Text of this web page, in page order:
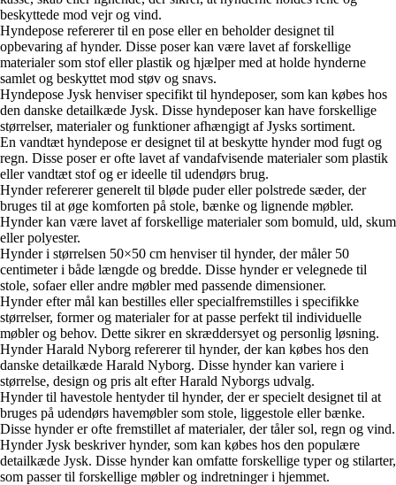
beskyttede mod vejr og vind.
Hyndepose refererer til en pose eller en beholder designet til
opbevaring af hynder. Disse poser kan være lavet af forskellige
materialer som stof eller plastik og hjælper med at holde hynderne
samlet og beskyttet mod støv og snavs.
Hyndepose Jysk henviser specifikt til hyndeposer, som kan købes hos
den danske detailkæde Jysk. Disse hyndeposer kan have forskellige
størrelser, materialer og funktioner afhængigt af Jysks sortiment.
En vandtæt hyndepose er designet til at beskytte hynder mod fugt og
regn. Disse poser er ofte lavet af vandafvisende materialer som plastik
eller vandtæt stof og er ideelle til udendørs brug.
Hynder refererer generelt til bløde puder eller polstrede sæder, der
bruges til at øge komforten på stole, bænke og lignende møbler.
Hynder kan være lavet af forskellige materialer som bomuld, uld, skum
eller polyester.
Hynder i størrelsen 50×50 cm henviser til hynder, der måler 50
centimeter i både længde og bredde. Disse hynder er velegnede til
stole, sofaer eller andre møbler med passende dimensioner.
Hynder efter mål kan bestilles eller specialfremstilles i specifikke
størrelser, former og materialer for at passe perfekt til individuelle
møbler og behov. Dette sikrer en skræddersyet og personlig løsning.
Hynder Harald Nyborg refererer til hynder, der kan købes hos den
danske detailkæde Harald Nyborg. Disse hynder kan variere i
størrelse, design og pris alt efter Harald Nyborgs udvalg.
Hynder til havestole hentyder til hynder, der er specielt designet til at
bruges på udendørs havemøbler som stole, liggestole eller bænke.
Disse hynder er ofte fremstillet af materialer, der tåler sol, regn og vind.
Hynder Jysk beskriver hynder, som kan købes hos den populære
detailkæde Jysk. Disse hynder kan omfatte forskellige typer og stilarter,
som passer til forskellige møbler og indretninger i hjemmet.